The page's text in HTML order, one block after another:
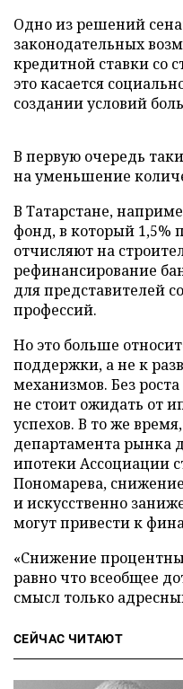
Одно из решений
законодательных
кредитной ставки со
это касается
создании условий
В первую очередь
на уменьшение
В Татарстане,
фонд, в который 1,5%
отчисляют на
рефинансирование
для представителей
профессий.
Но это больше
поддержки, а не к
механизмов. Без
не стоит ожидать от
успехов. В то же
департамента рынка
ипотеки Ассоциации
Пономарева,
и искусственно
могут привести к
«Снижение
равно что всеобщее
смысл только
СЕЙЧАС ЧИТАЮТ